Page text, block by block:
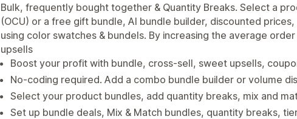
Bulk, frequently bought together & Quantity Breaks. Select a
(OCU) or a free gift bundle, AI bundle builder, discounted
using color swatches & bundels. By increasing the average
upsells
Boost your profit with bundle, cross-sell, sweet upsells,
No-coding required. Add a combo bundle builder or volume
Select your product bundles, add quantity breaks, mix and
Set up bundle deals, Mix & Match bundles, quantity breaks,